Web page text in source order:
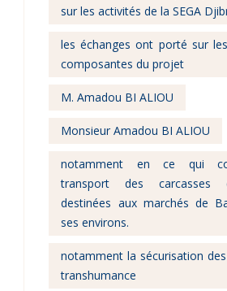
sur les activités de la SEGA
les échanges ont porté sur
composantes du projet
M. Amadou BI ALIOU
Monsieur Amadou BI ALIOU
notamment en ce qui
transport des
destinées aux marchés de
ses environs.
notamment la sécurisation
transhumance